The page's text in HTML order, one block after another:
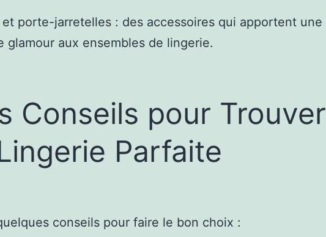
et porte-jarretelles : des accessoires qui apportent une
glamour aux ensembles de lingerie.
Conseils pour Trouver
Parfaite
conseils pour faire le bon choix :